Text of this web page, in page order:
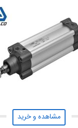
مشاهده و خرید